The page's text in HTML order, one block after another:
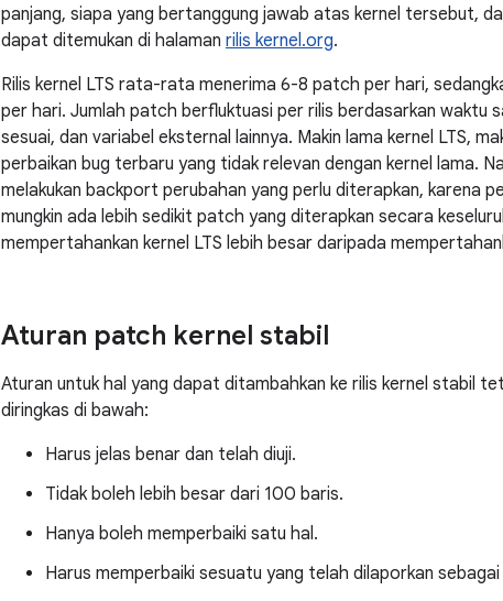
panjang, siapa yang bertanggung jawab atas kernel tersebut,
dapat ditemukan di halaman rilis kernel.org.
Rilis kernel LTS rata-rata menerima 6-8 patch per hari,
per hari. Jumlah patch berfluktuasi per rilis berdasarkan waktu
sesuai, dan variabel eksternal lainnya. Makin lama kernel LTS,
perbaikan bug terbaru yang tidak relevan dengan kernel lama.
melakukan backport perubahan yang perlu diterapkan, karena
mungkin ada lebih sedikit patch yang diterapkan secara
mempertahankan kernel LTS lebih besar daripada
Aturan patch kernel stabil
Aturan untuk hal yang dapat ditambahkan ke rilis kernel stabil
diringkas di bawah:
Harus jelas benar dan telah diuji.
Tidak boleh lebih besar dari 100 baris.
Hanya boleh memperbaiki satu hal.
Harus memperbaiki sesuatu yang telah dilaporkan